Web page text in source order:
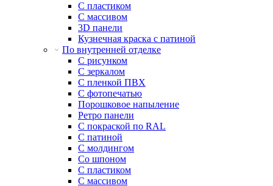
С пластиком
С массивом
3D панели
Кузнечная краска с патиной
По внутренней отделке
С рисунком
С зеркалом
С пленкой ПВХ
С фотопечатью
Порошковое напыление
Ретро панели
С покраской по RAL
С патиной
С молдингом
Со шпоном
С пластиком
С массивом